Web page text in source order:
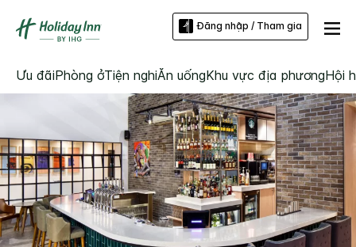
Đăng nhập / Tham gia
Ưu đãiPhòng ởTiện nghiĂn uốngKhu vực địa phươngHội